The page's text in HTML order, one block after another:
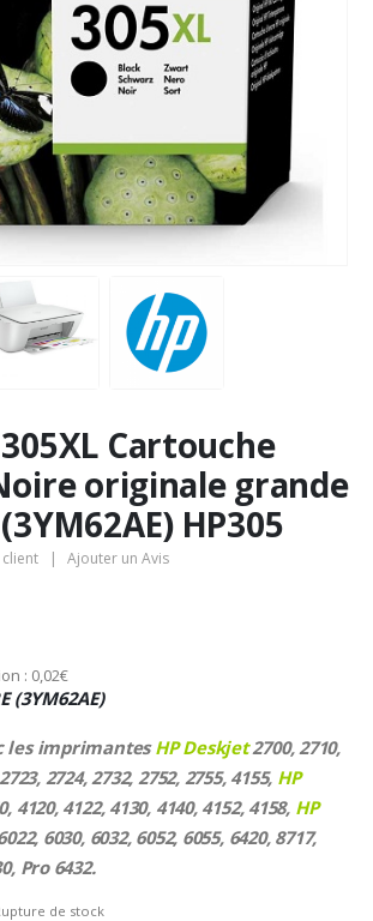
Cartouche
originale grande
HP305
client Ajouter un Avis
: 0,02€
(3YM62AE)
les imprimantesHP Deskjet2700, 2710,
2724, 2732, 2752, 2755, 4155, HP
4120, 4122, 4130, 4140, 4152, 4158, HP
6030, 6032, 6052, 6055, 6420, 8717,
Pro 6432.
de stock